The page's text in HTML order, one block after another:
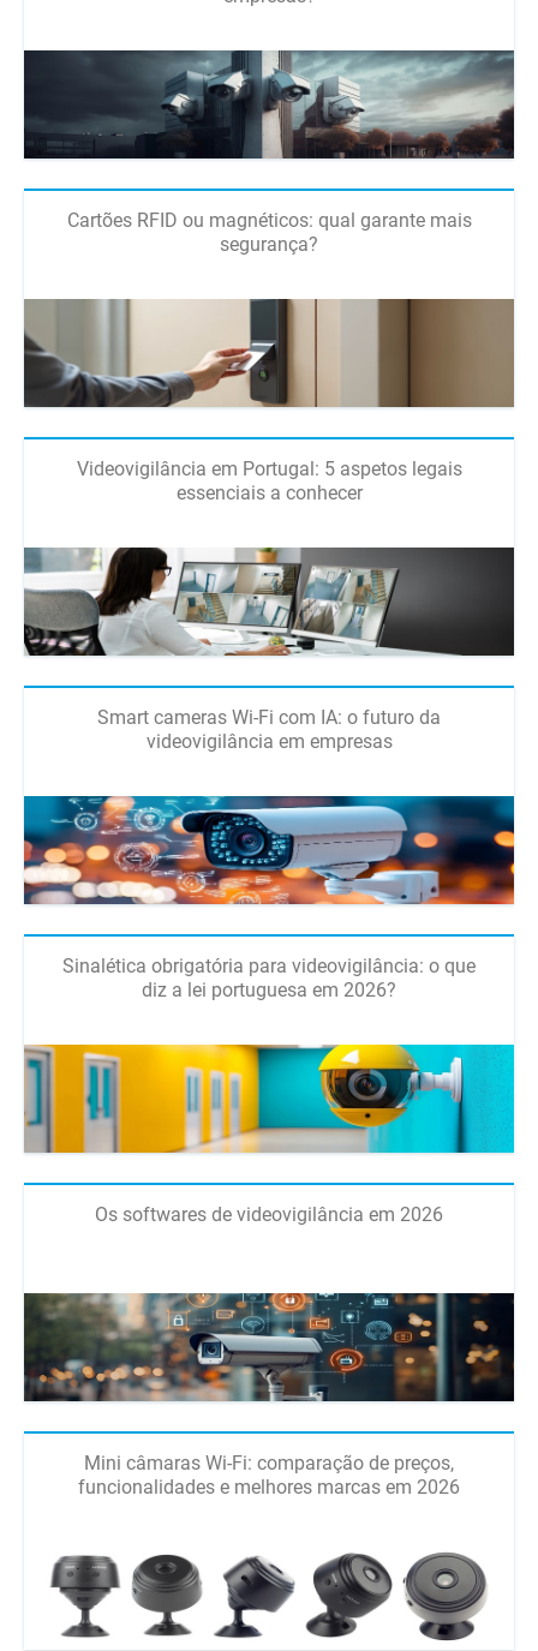
Cartões RFID ou magnéticos: qual garante mais
segurança?
Videovigilância em Portugal: 5 aspetos legais
essenciais a conhecer
Smart cameras Wi-Fi com IA: o futuro da
videovigilância em empresas
Sinalética obrigatória para videovigilância: o que
diz a lei portuguesa em 2026?
Os softwares de videovigilância em 2026
Mini câmaras Wi-Fi: comparação de preços,
funcionalidades e melhores marcas em 2026